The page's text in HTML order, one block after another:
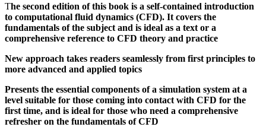
The second edition of this book is a self-contained introduction
to computational fluid dynamics (CFD). It covers the
fundamentals of the subject and is ideal as a text or a
comprehensive reference to CFD theory and practice
New approach takes readers seamlessly from first principles to
more advanced and applied topics
Presents the essential components of a simulation system at a
level suitable for those coming into contact with CFD for the
first time, and is ideal for those who need a comprehensive
refresher on the fundamentals of CFD